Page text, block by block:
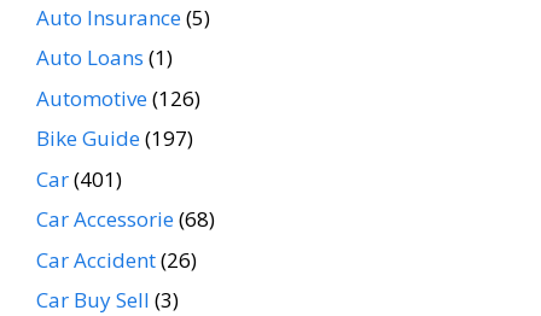
Auto Insurance(5)
Auto Loans (1)
Automotive(126)
Bike Guide(197)
Car(401)
Car Accessorie(68)
Car Accident(26)
Car Buy Sell (3)